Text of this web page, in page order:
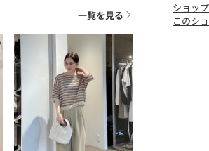
※商品
します
一覧を見る
ショッ
このシ